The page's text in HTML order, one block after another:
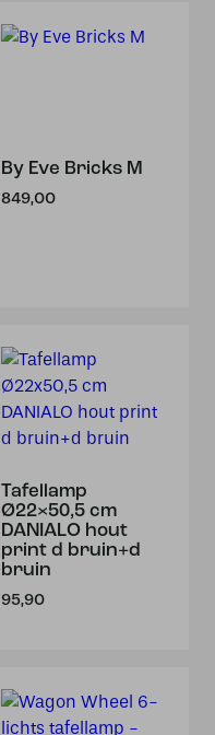
By Eve Bricks M
849,00
Tafellamp
Ø22×50,5 cm
DANIALO hout
print d bruin+d
bruin
95,90